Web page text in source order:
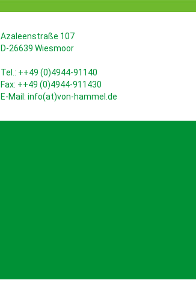
Azaleenstraße 107
D-26639 Wiesmoor
Tel.: ++49 (0)4944-91140
Fax: ++49 (0)4944-911430
E-Mail: info(at)von-hammel.de